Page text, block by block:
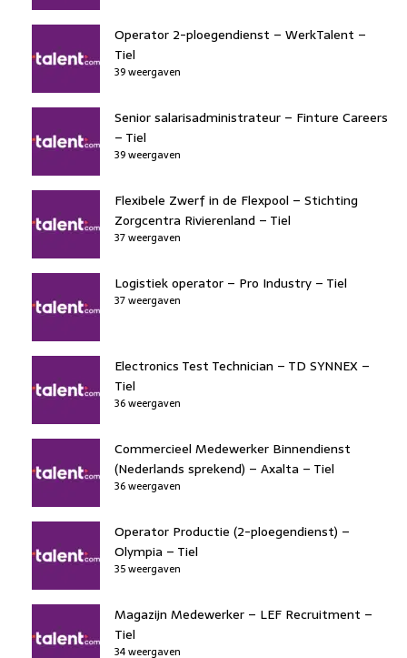
Operator 2-ploegendienst – WerkTalent –
Tiel
39 weergaven
Senior salarisadministrateur – Finture Careers
– Tiel
39 weergaven
Flexibele Zwerf in de Flexpool – Stichting
Zorgcentra Rivierenland – Tiel
37 weergaven
Logistiek operator – Pro Industry – Tiel
37 weergaven
Electronics Test Technician – TD SYNNEX –
Tiel
36 weergaven
Commercieel Medewerker Binnendienst
(Nederlands sprekend) – Axalta – Tiel
36 weergaven
Operator Productie (2-ploegendienst) –
Olympia – Tiel
35 weergaven
Magazijn Medewerker – LEF Recruitment –
Tiel
34 weergaven